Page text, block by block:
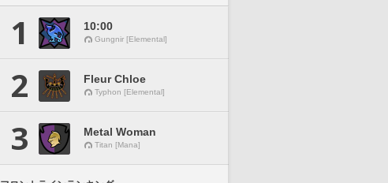
1 10:00
Gungnir [Elemental]
2 Fleur Chloe
Typhon [Elemental]
3 Metal Woman
Titan [Mana]